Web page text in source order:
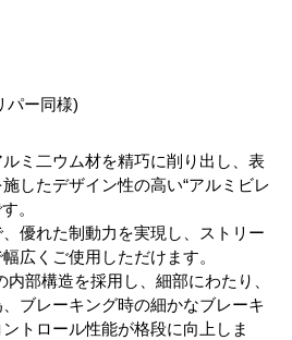
パー同様)
ミ二ウム材を精巧に削り出し、表
したデザイン性の高い“アルミビレ
。
優れた制動力を実現し、ストリー
広くご使用しただけます。
部構造を採用し、細部にわたり、
ブレーキング時の細かなブレーキ
トロール性能が格段に向上しま